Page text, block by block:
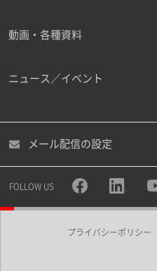
職種
所属部署
動画・各種資料
ニュース／イベント
メール配信の設定
FOLLOW US
プライバシーポリシー